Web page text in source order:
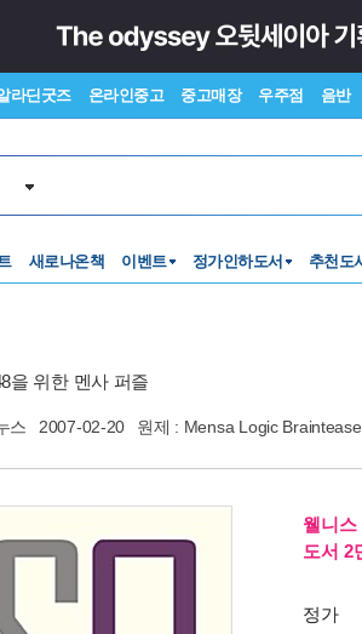
라딘굿즈 온라인중고 중고매장 우주점 음반
새로나온책 이벤트 정가인하도서 추천도
을 위한 멘사 퍼즐
스 2007-02-20 원제 : Mensa Logic
웰니
도서 2
정가